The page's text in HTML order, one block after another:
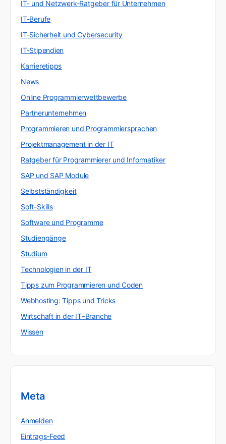
IT- und Netzwerk-Ratgeber für Unternehmen
IT-Berufe
IT-Sicherheit und Cybersecurity
IT-Stipendien
Karrieretipps
News
Online Programmierwettbewerbe
Partnerunternehmen
Programmieren und Programmiersprachen
Projektmanagement in der IT
Ratgeber für Programmierer und Informatiker
SAP und SAP Module
Selbstständigkeit
Soft-Skills
Software und Programme
Studiengänge
Studium
Technologien in der IT
Tipps zum Programmieren und Coden
Webhosting: Tipps und Tricks
Wirtschaft in der IT–Branche
Wissen
Meta
Anmelden
Eintrags-Feed